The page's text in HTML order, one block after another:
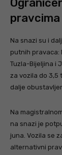
pravcima
Na snazi su i
putnih pravaca:
Tuzla-Bijeljina i
za vozila do 3,5
dalje
Na
na snazi je
juna. Vozila se
alternativni